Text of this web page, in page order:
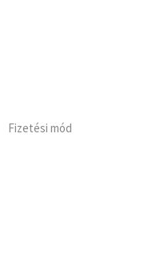
Fizetési mód